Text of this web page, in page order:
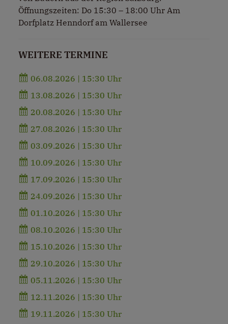
Öffnungszeiten: Do 15:30 – 18:00 Uhr Am
Dorfplatz Henndorf am Wallersee
WEITERE TERMINE
06.08.2026 | 15:30 Uhr
13.08.2026 | 15:30 Uhr
20.08.2026 | 15:30 Uhr
27.08.2026 | 15:30 Uhr
03.09.2026 | 15:30 Uhr
10.09.2026 | 15:30 Uhr
17.09.2026 | 15:30 Uhr
24.09.2026 | 15:30 Uhr
01.10.2026 | 15:30 Uhr
08.10.2026 | 15:30 Uhr
15.10.2026 | 15:30 Uhr
29.10.2026 | 15:30 Uhr
05.11.2026 | 15:30 Uhr
12.11.2026 | 15:30 Uhr
19.11.2026 | 15:30 Uhr